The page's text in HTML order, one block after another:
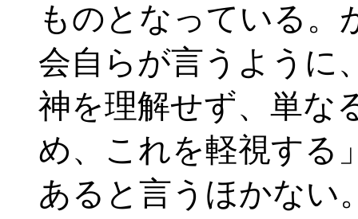
ものとなっている。
会自らが言うように
神を理解せず、単な
め、これを軽視する
あると言うほかない